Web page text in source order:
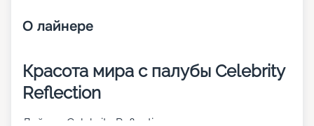
О лайнере
Красота мира с палубы Celebrity
Reflection
Лайнер Celebrity Reflection относится к классу